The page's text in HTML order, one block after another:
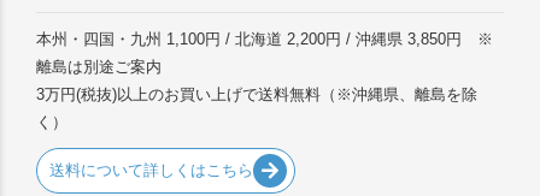
本州・四国・九州 1,100円 / 北海道 2,200円 / 沖縄県 3,850円 ※
離島は別途ご案内
3万円(税抜)以上のお買い上げで送料無料（※沖縄県、離島を除
く）
送料について詳しくはこちら